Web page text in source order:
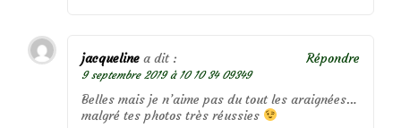
jacqueline a dit :
9 septembre 2019 à 10 10 34 09349
Belles mais je n’aime pas du tout les araignées…
malgré tes photos très réussies
Répondre